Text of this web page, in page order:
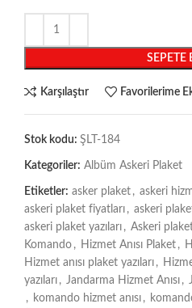
SEPETE
Karşılaştır Favorilerime
Stok kodu: ŞLT-184
Kategoriler: Albüm Askeri Plaket
Etiketler: asker plaket , askeri
askeri plaket fiyatları , askeri
askeri plaket yazıları , Askeri
Komando , Hizmet Anısı Plaket ,
Hizmet anısı plaket yazıları ,
yazıları , Jandarma Hizmet Anısı ,
, komando hizmet anısı ,